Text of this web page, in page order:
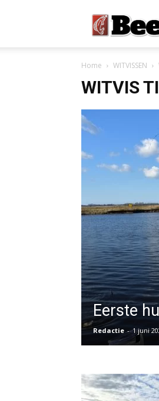
Home WITVISSEN
WITVIS
Eerste
Redactie - 1 juni